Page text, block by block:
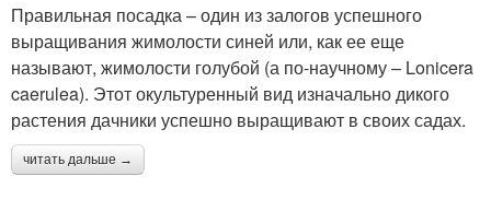
Правильная посадка – один из залогов успешного
выращивания жимолости синей или, как ее еще
называют, жимолости голубой (а по-научному – Lonicera
caerulea). Этот окультуренный вид изначально дикого
растения дачники успешно выращивают в своих садах.
читать дальше →